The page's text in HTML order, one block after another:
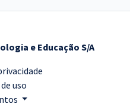
e Educação S/A
uso